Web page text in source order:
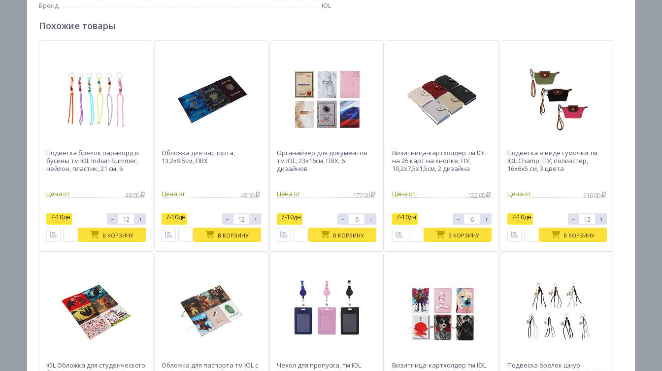
Бренд
ЮL
Похожие товары
Подвеска брелок паракорд и
бусины тм ЮL Indian Summer,
нейлон, пластик, 21 см, 6
Цена от
48.00
7-10дн - +
В КОРЗИНУ
Обложка для паспорта,
13,2х9,5см, ПВХ
Цена от 48.00
7-10дн - +
В КОРЗИНУ
Органайзер для документов
тм ЮL, 23х16см, ПВХ, 6
дизайнов
Цена от 177.00
7-10дн - +
В КОРЗИНУ
Визитница-картхолдер тм ЮL
на 26 карт на кнопке, ПУ,
10,2х7,5х1,5см, 2 дизайна
Цена от 122.00
7-10дн - +
В КОРЗИНУ
Подвеска в виде сумочки тм
ЮL Champ, ПУ, полиэстер,
16х6х5 см, 3 цвета
Цена от 210.00
7-10дн - +
В КОРЗИНУ
ЮL Обложка для студенческого
Обложка для паспорта тм ЮL с
Чехол для пропуска, тм ЮL
Визитница-картхолдер тм ЮL
Подвеска брелок шнур